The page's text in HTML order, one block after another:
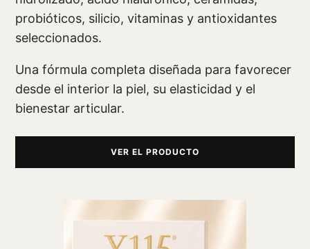
probióticos, silicio, vitaminas y antioxidantes
seleccionados.
Una fórmula completa diseñada para favorecer
desde el interior la piel, su elasticidad y el
bienestar articular.
VER EL PRODUCTO